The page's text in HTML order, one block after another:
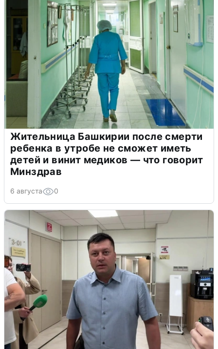
Жительница Башкирии после смерти
ребенка в утробе не сможет иметь
детей и винит медиков — что говорит
Минздрав
6 августа 0